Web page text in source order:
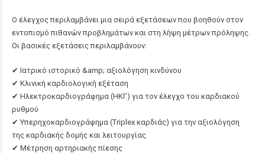
Ο έλεγχος περιλαμβάνει μια σειρά εξετάσεων που βοηθούν στον
εντοπισμό πιθανών προβλημάτων και στη λήψη μέτρων πρόληψης.
Οι βασικές εξετάσεις περιλαμβάνουν:
✔ Ιατρικό ιστορικό &amp; αξιολόγηση κινδύνου
✔ Κλινική καρδιολογική εξέταση
✔ Ηλεκτροκαρδιογράφημα (ΗΚΓ) για τον έλεγχο του καρδιακού
ρυθμού
✔ Υπερηχοκαρδιογράφημα (Triplex καρδιάς) για την αξιολόγηση
της καρδιακής δομής και λειτουργίας
✔ Μέτρηση αρτηριακής πίεσης